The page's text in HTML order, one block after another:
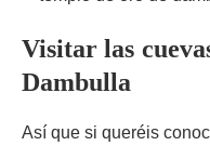
Visitar las
Dambulla
Así que si queréis